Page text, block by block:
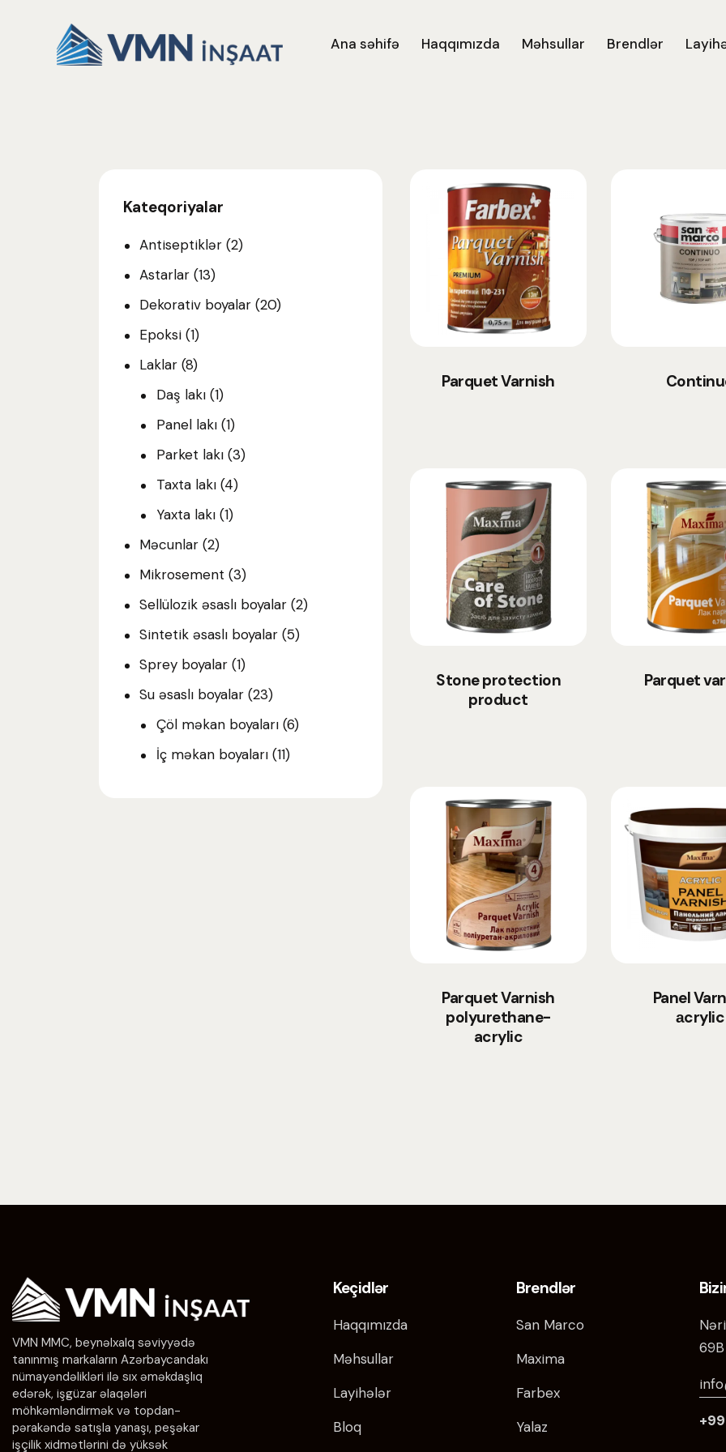
Ana səhifə Haqqımızda Məhsullar Brendlər
Parquet Varnish
Stone protection
product
Parquet
Parquet Varnish
polyurethane-
acrylic
Panel
аcrylic
Kateqoriyalar
Antiseptiklər (2)
Astarlar (13)
Dekorativ boyalar (20)
Epoksi (1)
Laklar (8)
Daş lakı (1)
Panel lakı (1)
Parket lakı (3)
Taxta lakı (4)
Yaxta lakı (1)
Məcunlar (2)
Mikrosement (3)
Sellülozik əsaslı boyalar (2)
Sintetik əsaslı boyalar (5)
Sprey boyalar (1)
Su əsaslı boyalar (23)
Çöl məkan boyaları (6)
İç məkan boyaları (11)
VMN MMC, beynəlxalq səviyyədə
tanınmış markaların Azərbaycandakı
nümayəndəlikləri ilə sıx əməkdaşlıq
edərək, işgüzar əlaqələri
möhkəmləndirmək və topdan-
pərakəndə satışla yanaşı, peşəkar
işçilik xidmətlərini də yüksək
Keçidlər
Haqqımızda
Məhsullar
Layihələr
Bloq
Brendlər
San Marco
Maxima
Farbex
Yalaz
69B